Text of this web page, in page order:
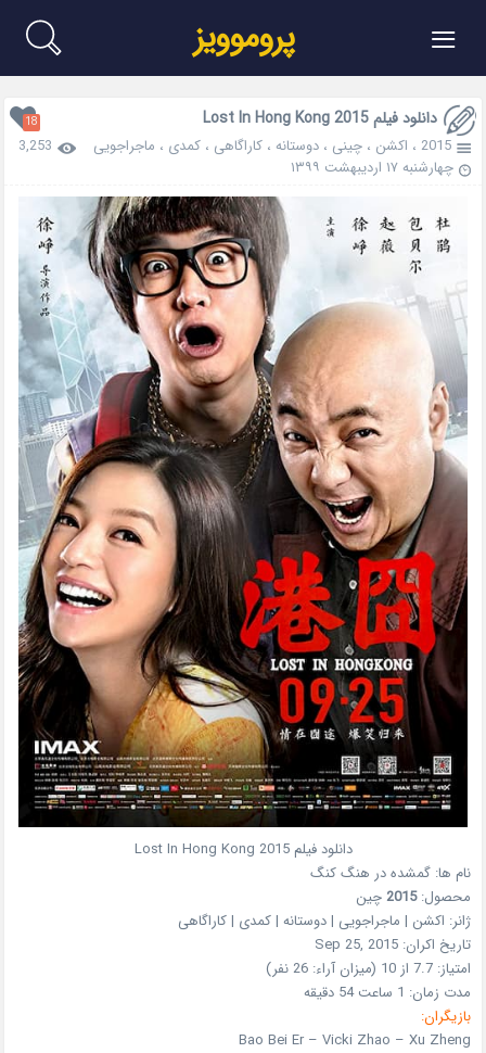
≡ پروموویز
دانلود فیلم Lost In Hong Kong 2015 18
2015 ، اکشن ،چینی ،دوستانه ،کاراگاهی ،کمدی ، ماجراجویی
3,253
چهارشنبه ۱۷ اردیبهشت ۱۳۹۹
دانلود فیلم Lost In Hong Kong 2015
نام ها:گمشده در هنگ کنگ
محصول:2015 چین
ژانر: اکشن | ماجراجویی | دوستانه | کمدی | کاراگاهی
تاریخ اکران:Sep 25, 2015
امتیاز:7.7 از 10 (میزان آراء: 26 نفر)
مدت زمان: 1 ساعت 54 دقیقه
بازیگران:
Bao Bei Er – Vicki Zhao – Xu Zheng